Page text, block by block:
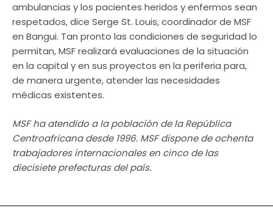
ambulancias y los pacientes heridos y enfermos sean
respetados, dice Serge St. Louis, coordinador de MSF
en Bangui. Tan pronto las condiciones de seguridad lo
permitan, MSF realizará evaluaciones de la situación
en la capital y en sus proyectos en la periferia para,
de manera urgente, atender las necesidades
médicas existentes.
MSF ha atendido a la población de la República
Centroafricana desde 1996. MSF dispone de ochenta
trabajadores internacionales en cinco de las
diecisiete prefecturas del país.